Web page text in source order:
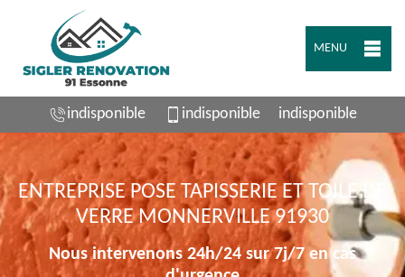
MENU
indisponible indisponible indisponible
ENTREPRISE POSE TAPISSERIE ET TOILE DE
VERRE MONNERVILLE 91930
Nous intervenons 24h/24 sur 7j/7 en cas